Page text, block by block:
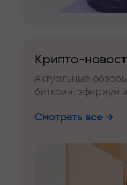
Крипто-
Актуальные
биткоин, эфириум
Смотреть все